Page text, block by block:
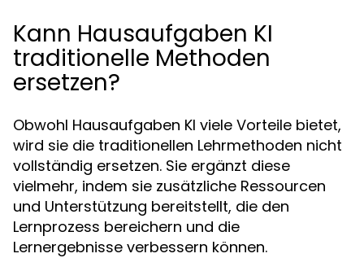
Kann Hausaufgaben KI
traditionelle Methoden
ersetzen?
Obwohl Hausaufgaben KI viele Vorteile bietet,
wird sie die traditionellen Lehrmethoden nicht
vollständig ersetzen. Sie ergänzt diese
vielmehr, indem sie zusätzliche Ressourcen
und Unterstützung bereitstellt, die den
Lernprozess bereichern und die
Lernergebnisse verbessern können.